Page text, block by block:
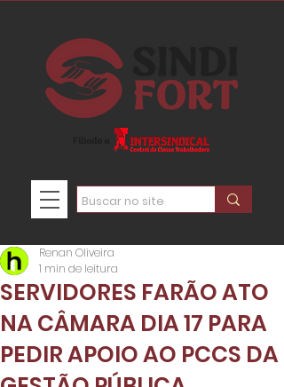
SERVIDORES FARÃO ATO
NA CÂMARA DIA 17 PARA
PEDIR APOIO AO PCCS DA
Renan Oliveira
1 min de leitura